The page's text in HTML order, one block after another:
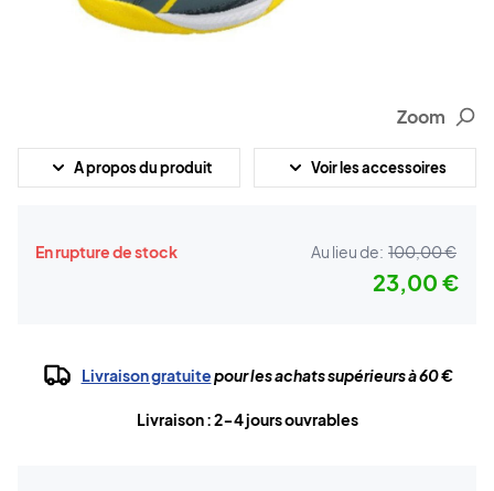
Zoom
A propos du produit Voir les accessoires
En rupture de stock Au lieu de: 100,00 €
23,00 €
Livraison gratuitepour les achats supérieurs à 60 €
Livraison : 2-4 jours ouvrables